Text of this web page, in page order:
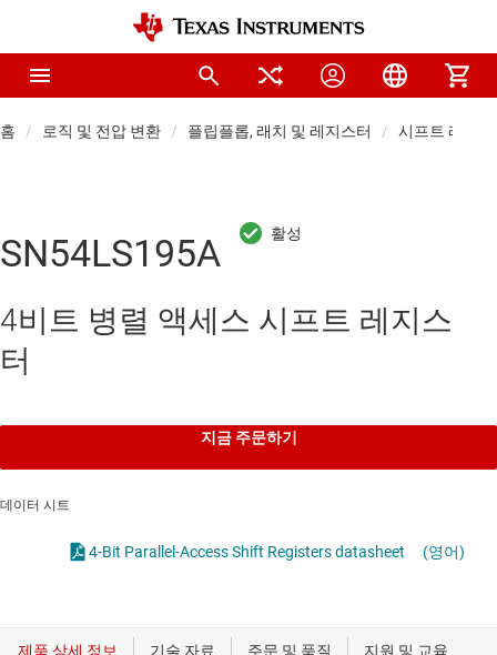
홈 로직 및 전압 변환 플립플롭, 래치 및 레지스터 시프트 레지
SN54LS195A
4비트 병렬 액세스 시프트 레지스
터
지금 주문하기
데이터 시트
4-Bit Parallel-Access Shift Registers datasheet (영어)